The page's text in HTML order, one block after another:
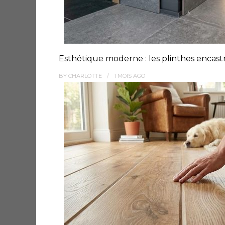
Esthétique moderne : les plinthes
BY CHARLOTTE 1 MOIS AGO